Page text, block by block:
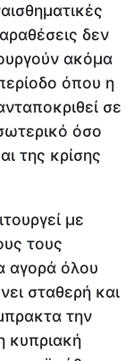
δεν
ακόμα
όπου η
σε
όσο
της κρίσης
με
τους
αγορά όλου
σταθερή και
την
κυπριακή